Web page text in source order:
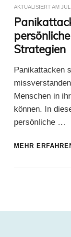
AKTUALISIERT AM
Strategien
Panikattacken
Menschen in
können. In
persönliche …
MEHR